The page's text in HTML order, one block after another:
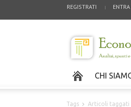
REGISTRATI
CHI
Tags Articoli taggati